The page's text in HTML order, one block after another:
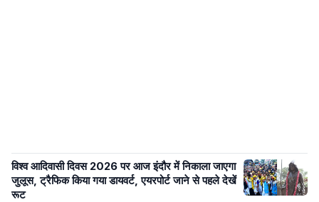
विश्व आदिवासी दिवस 2026 पर आज इंदौर में निकाला जाएगा
जुलूस, ट्रैफिक किया गया डायवर्ट, एयरपोर्ट जाने से पहले देखें
रूट